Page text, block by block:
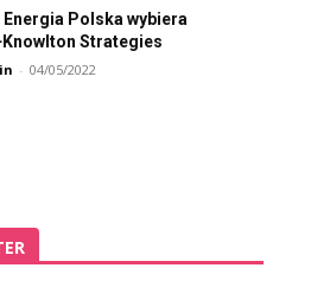
Energia Polska wybiera
Strategies
- 04/05/2022